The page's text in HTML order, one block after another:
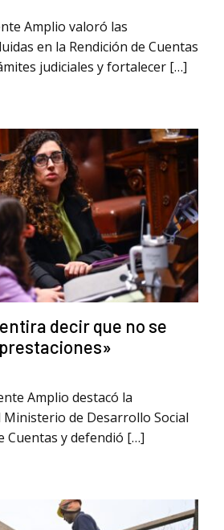
Amplio valoró las
en la Rendición de Cuentas
judiciales y fortalecer […]
decir que no se
Amplio destacó la
Ministerio de Desarrollo Social
Cuentas y defendió […]